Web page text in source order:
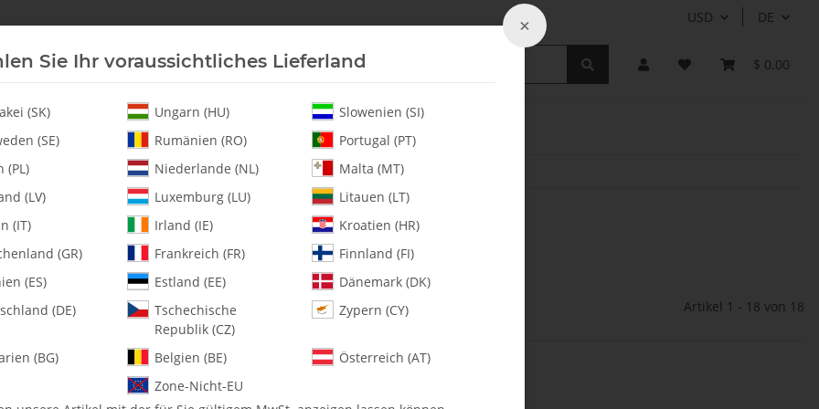
USD DE
$ 0.00
Neu an Lager Helikopter Turbine Heli-Ersatzteile Upgrades & Conversion Kits Hauptrotor-
Artikel pro Seite Artikel 1 - 18 von 18
×
Sie Ihr voraussichtliches Lieferland
(SK) Ungarn (HU)
Slowenien (SI)
(SE)
Rumänien (RO)
Portugal (PT)
(PL)
Niederlande (NL)
Malta (MT)
(LV)
Luxemburg (LU)
Litauen (LT)
(IT)
Irland (IE)
Kroatien (HR)
(GR)
Frankreich (FR)
Finnland (FI)
(ES)
Estland (EE)
Dänemark (DK)
(DE)
Tschechische
Republik (CZ)
Zypern (CY)
(BG) Belgien (BE)
Österreich (AT)
Zone-Nicht-EU